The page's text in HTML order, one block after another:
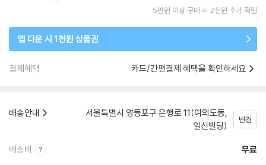
5만원 이상 구매 시 2천원 추가 적립
앱 다운 시 1천원 상품권
결제혜택 카드/간편결제 혜택을 확인하세요
배송안내
서울특별시 영등포구 은행로 11(여의도동,
일신빌딩)
변경
배송비 무료